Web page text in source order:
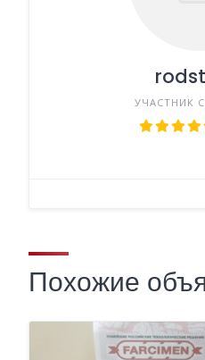
УЧАСТНИК С
Похожие